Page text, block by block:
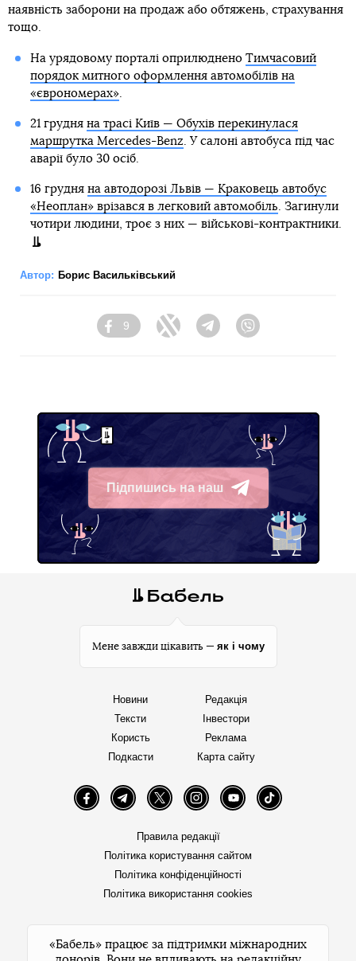
наявність заборони на продаж або обтяжень, страхування
тощо.
На урядовому порталі оприлюднено Тимчасовий
порядок митного оформлення автомобілів на
«єврономерах».
21 грудня на трасі Київ — Обухів перекинулася
маршрутка Mercedes-Benz. У салоні автобуса під час
аварії було 30 осіб.
16 грудня на автодорозі Львів — Краковець автобус
«Неоплан» врізався в легковий автомобіль. Загинули
чотири людини, троє з них — військові-контрактники.
Автор: Борис Васильківський
Facebook
9
Twitter Telegram
Підпишись на наш
Telegram
Мене завжди цікавить — як і чому
Новини
Тексти
Користь
Подкасти
Редакція
Інвестори
Реклама
Карта сайту
FacebookTelegramTwitter InstagramYouTube TikTok
Правила редакції
Політика користування сайтом
Політика конфіденційності
Політика використання cookies
«Бабель» працює за підтримки міжнародних